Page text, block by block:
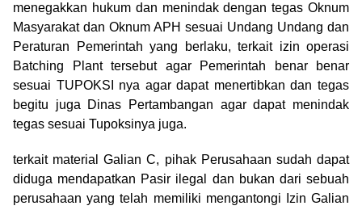
menegakkan hukum dan menindak dengan tegas Oknum
Masyarakat dan Oknum APH sesuai Undang Undang dan
Peraturan Pemerintah yang berlaku, terkait izin operasi
Batching Plant tersebut agar Pemerintah benar benar
sesuai TUPOKSI nya agar dapat menertibkan dan tegas
begitu juga Dinas Pertambangan agar dapat menindak
tegas sesuai Tupoksinya juga.
terkait material Galian C, pihak Perusahaan sudah dapat
diduga mendapatkan Pasir ilegal dan bukan dari sebuah
perusahaan yang telah memiliki mengantongi Izin Galian